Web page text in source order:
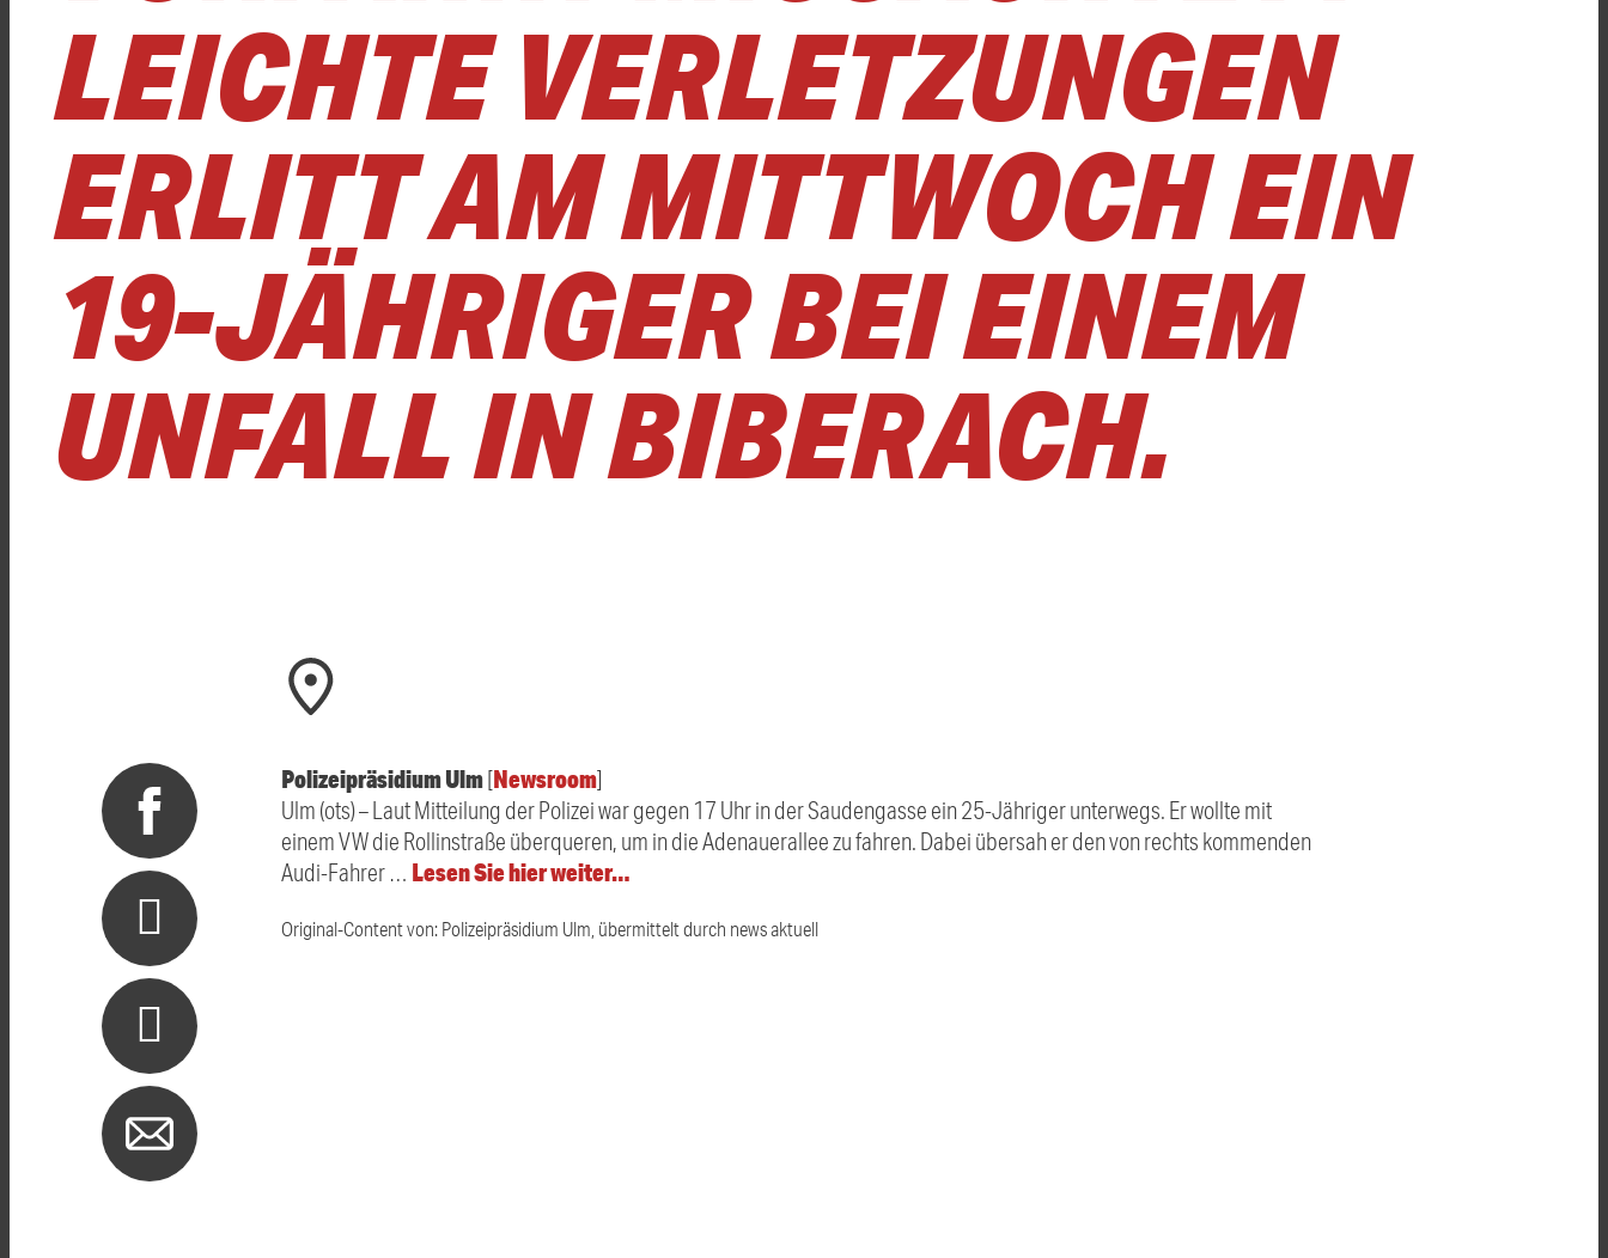
LEICHTE VERLETZUNGEN
ERLITT AM MITTWOCH EIN
19-JÄHRIGER BEI EINEM
UNFALL IN BIBERACH.
Polizeipräsidium Ulm[Newsroom]
Ulm (ots) – Laut Mitteilung der Polizei war gegen 17 Uhr in der Saudengasse ein 25-Jähriger unterwegs. Er wollte mit
einem VW die Rollinstraße überqueren, um in die Adenauerallee zu fahren. Dabei übersah er den von rechts kommenden
Audi-Fahrer … Lesen Sie hier weiter…
Original-Content von: Polizeipräsidium Ulm, übermittelt durch news aktuell